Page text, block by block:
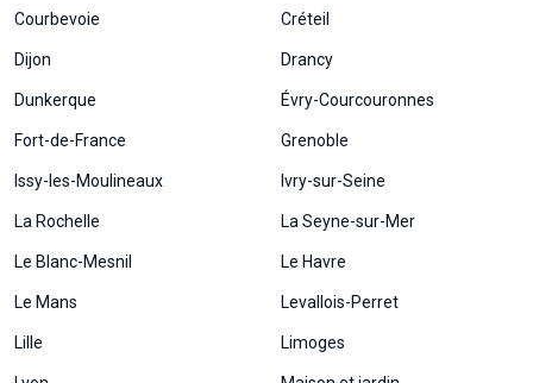
Courbevoie Créteil
Dijon Drancy
Dunkerque Évry-Courcouronnes
Fort-de-France Grenoble
Issy-les-Moulineaux Ivry-sur-Seine
La Rochelle La Seyne-sur-Mer
Le Blanc-Mesnil Le Havre
Le Mans Levallois-Perret
Lille Limoges